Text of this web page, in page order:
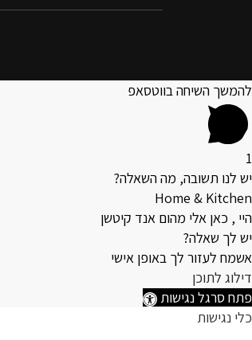
להמשך השיחה בווטסאפ
1
יש לנו תשובה, מה השאלה?
Home & Kitchen
היי , כאן אלי מהום אנד קיטשן
יש לך שאלה?
אשמח לעזור לך באופן אישי
דילוג לתוכן
פתח סרגל נגישות
כלי נגישות